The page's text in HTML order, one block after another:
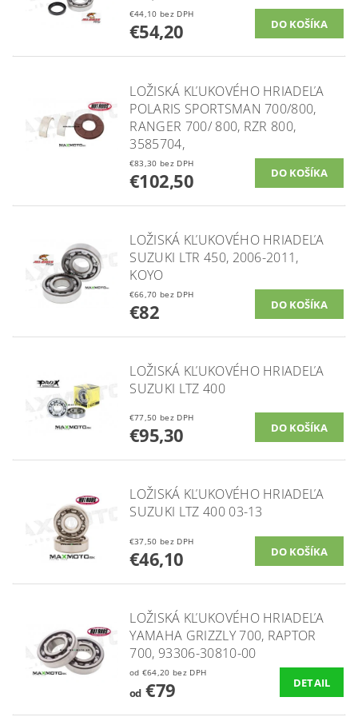
€44,10 bez DPH
€54,20
LOŽISKÁ KĽUKOVÉHO HRIADEĽA
POLARIS SPORTSMAN 700/800,
RANGER 700/ 800, RZR 800,
3585704,
€83,30 bez DPH
€102,50
LOŽISKÁ KĽUKOVÉHO HRIADEĽA
SUZUKI LTR 450, 2006-2011,
KOYO
€66,70 bez DPH
€82
LOŽISKÁ KĽUKOVÉHO HRIADEĽA
SUZUKI LTZ 400
€77,50 bez DPH
€95,30
LOŽISKÁ KĽUKOVÉHO HRIADEĽA
SUZUKI LTZ 400 03-13
€37,50 bez DPH
€46,10
LOŽISKÁ KĽUKOVÉHO HRIADEĽA
YAMAHA GRIZZLY 700, RAPTOR
700, 93306-30810-00
od €64,20 bez DPH
od€79 DETAIL